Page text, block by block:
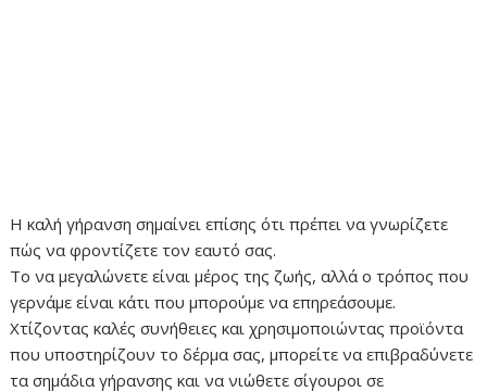
Η καλή γήρανση σημαίνει επίσης ότι πρέπει να γνωρίζετε
πώς να φροντίζετε τον εαυτό σας.
Το να μεγαλώνετε είναι μέρος της ζωής, αλλά ο τρόπος που
γερνάμε είναι κάτι που μπορούμε να επηρεάσουμε.
Χτίζοντας καλές συνήθειες και χρησιμοποιώντας προϊόντα
που υποστηρίζουν το δέρμα σας, μπορείτε να επιβραδύνετε
τα σημάδια γήρανσης και να νιώθετε σίγουροι σε